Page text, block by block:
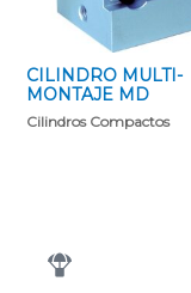
CILINDRO MULTI-
MONTAJE MD
Cilindros Compactos